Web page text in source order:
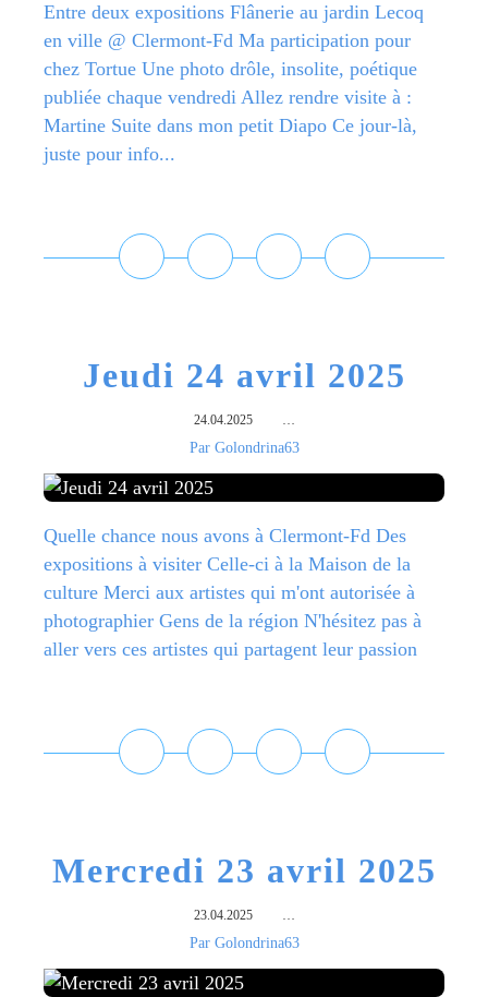
Entre deux expositions Flânerie au jardin Lecoq
en ville @ Clermont-Fd Ma participation pour
chez Tortue Une photo drôle, insolite, poétique
publiée chaque vendredi Allez rendre visite à :
Martine Suite dans mon petit Diapo Ce jour-là,
juste pour info...
Jeudi 24 avril 2025
24.04.2025 …
Par Golondrina63
Quelle chance nous avons à Clermont-Fd Des
expositions à visiter Celle-ci à la Maison de la
culture Merci aux artistes qui m'ont autorisée à
photographier Gens de la région N'hésitez pas à
aller vers ces artistes qui partagent leur passion
Mercredi 23 avril 2025
23.04.2025 …
Par Golondrina63